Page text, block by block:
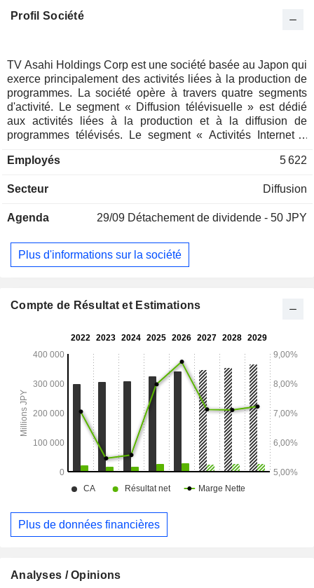
Profil Société
TV Asahi Holdings Corp est une société basée au Japon qui
exerce principalement des activités liées à la production de
programmes. La société opère à travers quatre segments
d'activité. Le segment « Diffusion télévisuelle » est dédié
aux activités liées à la production et à la diffusion de
programmes télévisés. Le segment « Activités Internet »
distribution de vidéos accompagnées de publicités ainsi que
Vente à la télévision » couvre les émissions de télé-achat et
électronique (e-commerce). Le segment « Autres activités »
vente et la location de matériel, ainsi que l’investissement
dans le cinéma.
Employés 5 622
Secteur Diffusion
Agenda 29/09 Détachement de dividende - 50 JPY
Plus d'informations sur la société
Compte de Résultat et Estimations
Plus de données financières
Analyses / Opinions